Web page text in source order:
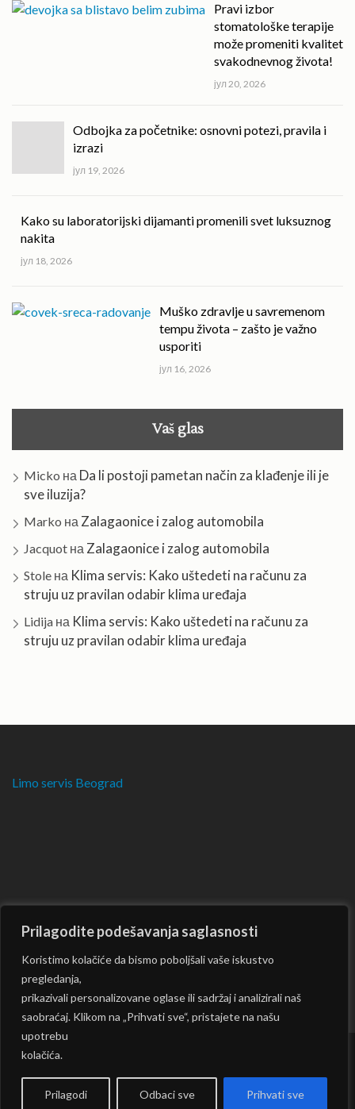
Prilagodite podešavanja saglasnosti
Koristimo kolačiće da bismo poboljšali vaše iskustvo
pregledanja,
prikazivali personalizovane oglase ili sadržaj i analizirali naš
saobraćaj. Klikom na „Prihvati sve“, pristajete na našu
upotrebu
kolačića.
Prilagodi Odbaci sve Prihvati sve
Pravi izbor
stomatološke terapije
može promeniti kvalitet
svakodnevnog života!
јул 20, 2026
Odbojka za početnike: osnovni potezi, pravila i
izrazi
јул 19, 2026
Kako su laboratorijski dijamanti promenili svet luksuznog
nakita
јул 18, 2026
Muško zdravlje u savremenom
tempu života – zašto je važno
usporiti
јул 16, 2026
Vaš glas
Micko на Da li postoji pametan način za klađenje ili je
sve iluzija?
Marko на Zalagaonice i zalog automobila
Jacquot на Zalagaonice i zalog automobila
Stole на Klima servis: Kako uštedeti na računu za
struju uz pravilan odabir klima uređaja
Lidija на Klima servis: Kako uštedeti na računu za
struju uz pravilan odabir klima uređaja
Limo servis Beograd
Powered by: